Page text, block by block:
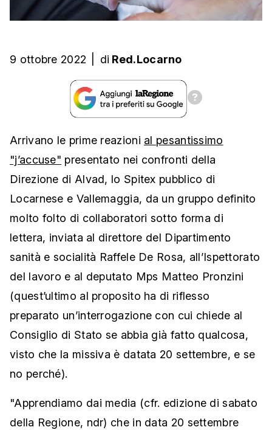
9 ottobre 2022 di Red.Locarno
Arrivano le prime reazioni al pesantissimo
"j’accuse" presentato nei confronti della
Direzione di Alvad, lo Spitex pubblico di
Locarnese e Vallemaggia, da un gruppo definito
molto folto di collaboratori sotto forma di
lettera, inviata al direttore del Dipartimento
sanità e socialità Raffele De Rosa, all’Ispettorato
del lavoro e al deputato Mps Matteo Pronzini
(quest’ultimo al proposito ha di riflesso
preparato un’interrogazione con cui chiede al
Consiglio di Stato se abbia già fatto qualcosa,
visto che la missiva è datata 20 settembre, e se
no perché).
"Apprendiamo dai media (cfr. edizione di sabato
della Regione, ndr) che in data 20 settembre